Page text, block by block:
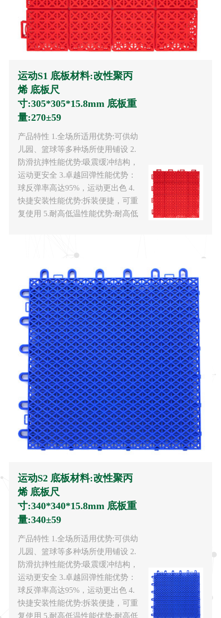
运动S1 底板材料:改性聚丙
烯 底板尺
寸:305*305*15.8mm 底板重
量:270±59
产品特性 1.全场所适用优势:可供幼
儿园、篮球等多种场所使用铺设 2.
防滑抗摔性能优势:吸震缓冲结构，
运动更安全 3.卓越回弹性能优势：
球反弹率高达95%，运动更出色 4.
快捷安装性能优势:拆装便捷，可重
复使用 5.耐高低温性能优势:耐高低
运动S2 底板材料:改性聚丙
烯 底板尺
寸:340*340*15.8mm 底板重
量:340±59
产品特性 1.全场所适用优势:可供幼
儿园、篮球等多种场所使用铺设 2.
防滑抗摔性能优势:吸震缓冲结构，
运动更安全 3.卓越回弹性能优势：
球反弹率高达95%，运动更出色 4.
快捷安装性能优势:拆装便捷，可重
复使用 5.耐高低温性能优势:耐高低